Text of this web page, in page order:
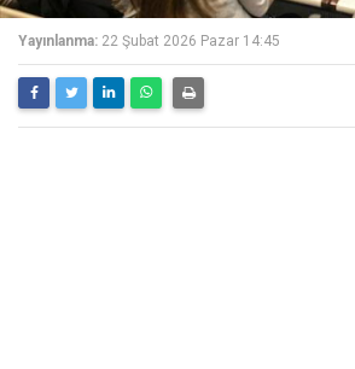
Yayınlanma: 22 Şubat 2026 Pazar 14:45